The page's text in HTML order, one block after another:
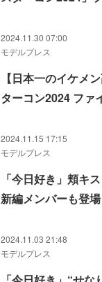
2024.11.30 07:00
モデルプレス
【日本一のイケメ
ターコン2024 ファ
2024.11.15 17:15
モデルプレス
「今日好き」頬キ
新編メンバーも登
2024.11.03 21:48
モデルプレス